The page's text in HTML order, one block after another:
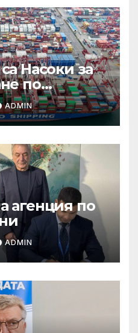
Насоки за
по
техническа
по
ПРР 2021-
ADMIN
агенция по
ADMIN